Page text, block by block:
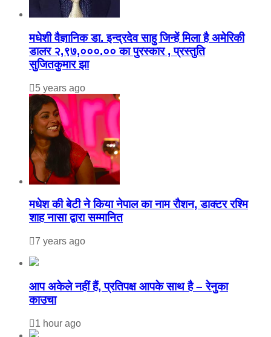
मधेशी वैज्ञानिक डा. इन्द्रदेव साहु जिन्हें मिला है अमेरिकी
डालर २,९७,०००.०० का पुरस्कार , प्रस्तुति
सुजितकुमार झा
5 years ago
मधेश की बेटी ने किया नेपाल का नाम राैशन, डाक्टर रश्मि
शाह नासा द्वारा सम्मानित
7 years ago
आप अकेले नहीं हैं, प्रतिपक्ष आपके साथ है – रेनुका
काउचा
1 hour ago